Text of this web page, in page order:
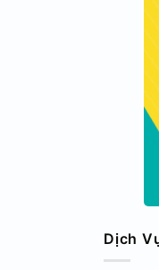
Dịch